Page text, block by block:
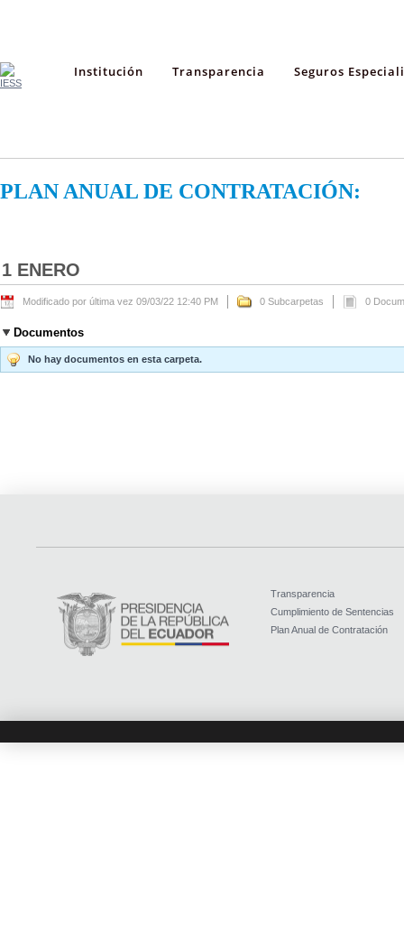
Institución Transparencia Seguros
PLAN ANUAL DE CONTRATACIÓN:
1 ENERO
Modificado por última vez 09/03/22 12:40 PM 0 Subcarpetas 0
Documentos
No hay documentos en esta carpeta.
Transparencia
Cumplimiento de Sentencias
Plan Anual de Contratación